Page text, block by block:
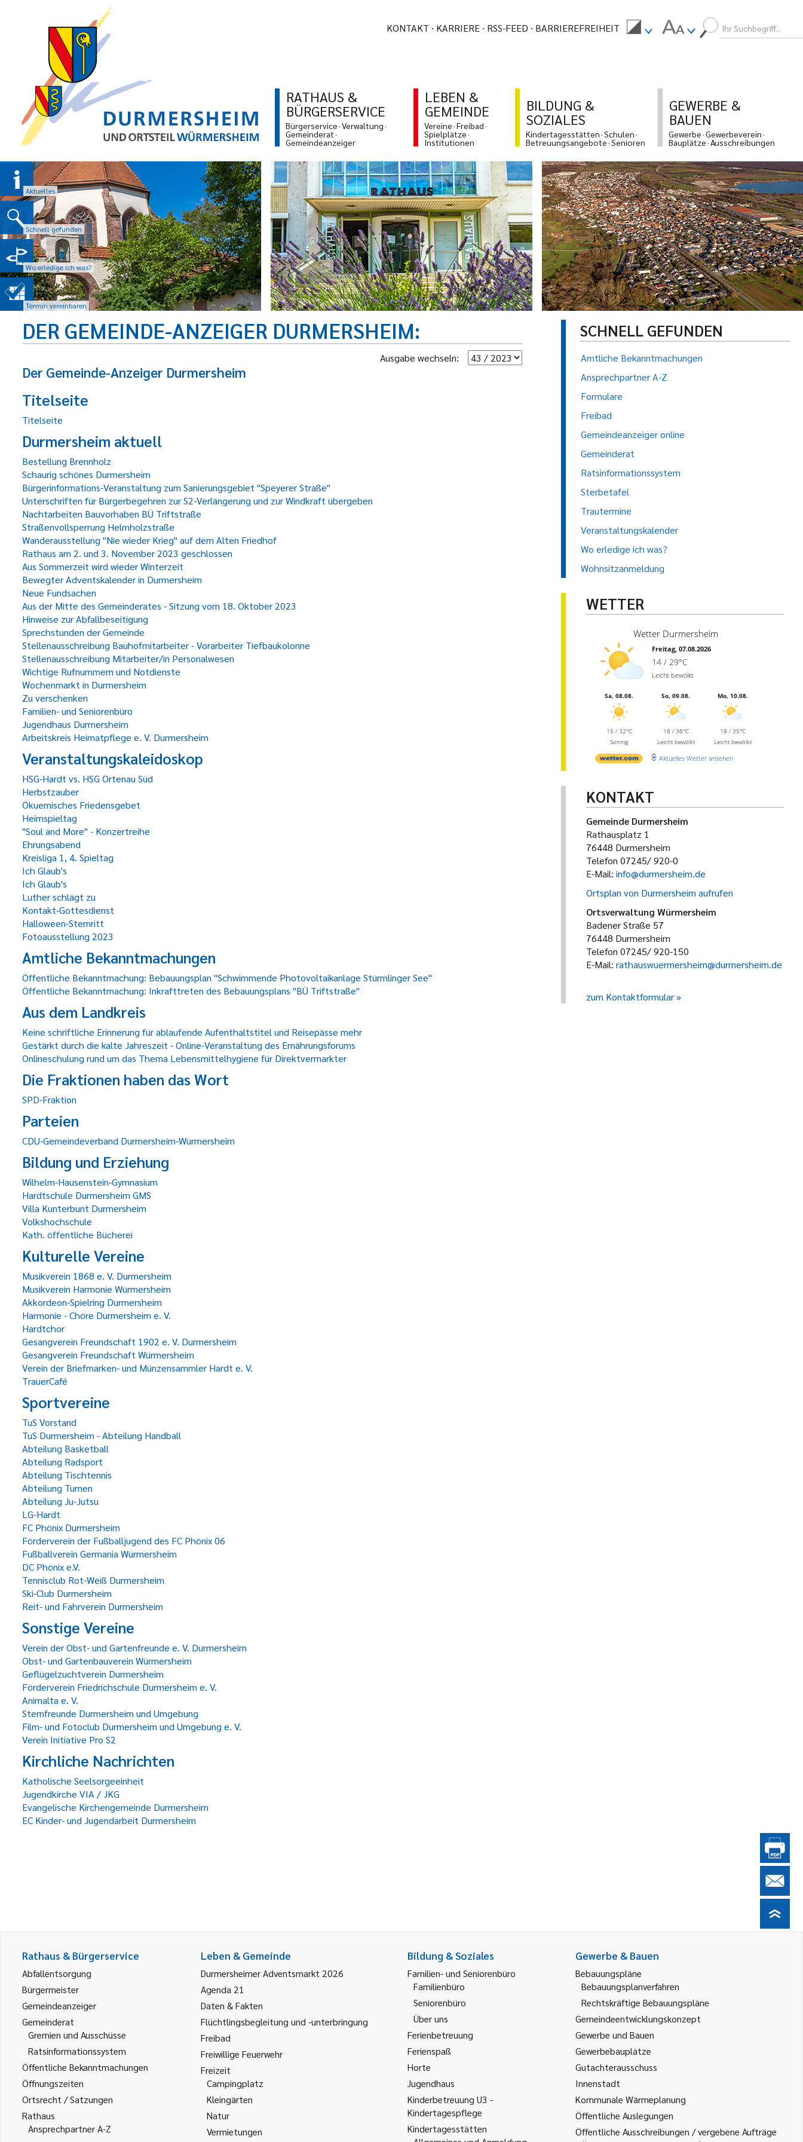
KONTAKT KARRIERE RSS-FEED BARRIEREFREIHEIT
RATHAUS &
BÜRGERSERVICE
Bürgerservice Verwaltung
Gemeinderat
Gemeindeanzeiger
LEBEN &
GEMEINDE
Vereine Freibad
Spielplätze
Institutionen
BILDUNG &
SOZIALES
Kindertagesstätten Schulen
Betreuungsangebote Senioren
GEWERBE &
BAUEN
Gewerbe Gewerbeverein
Bauplätze Ausschreibungen
Aktuelles
Schnell gefunden
Wo erledige ich was?
Termin vereinbaren
DER GEMEINDE-ANZEIGER DURMERSHEIM
Ausgabe wechseln:
Der Gemeinde-Anzeiger Durmersheim
Titelseite
Titelseite
Durmersheim aktuell
Bestellung Brennholz
Schaurig schönes Durmersheim
Bürgerinformations-Veranstaltung zum Sanierungsgebiet "Speyerer Straße"
Unterschriften für Bürgerbegehren zur S2-Verlängerung und zur Windkraft übergeben
Nachtarbeiten Bauvorhaben BÜ Triftstraße
Straßenvollsperrung Helmholzstraße
Wanderausstellung "Nie wieder Krieg" auf dem Alten Friedhof
Rathaus am 2. und 3. November 2023 geschlossen
Aus Sommerzeit wird wieder Winterzeit
Bewegter Adventskalender in Durmersheim
Neue Fundsachen
Aus der Mitte des Gemeinderates - Sitzung vom 18. Oktober 2023
Hinweise zur Abfallbeseitigung
Sprechstunden der Gemeinde
Stellenausschreibung Bauhofmitarbeiter - Vorarbeiter Tiefbaukolonne
Stellenausschreibung Mitarbeiter/in Personalwesen
Wichtige Rufnummern und Notdienste
Wochenmarkt in Durmersheim
Zu verschenken
Familien- und Seniorenbüro
Jugendhaus Durmersheim
Arbeitskreis Heimatpflege e. V. Durmersheim
Veranstaltungskaleidoskop
HSG-Hardt vs. HSG Ortenau Süd
Herbstzauber
Ökuemisches Friedensgebet
Heimspieltag
"Soul and More" - Konzertreihe
Ehrungsabend
Kreisliga 1, 4. Spieltag
Ich Glaub's
Ich Glaub's
Luther schlägt zu
Kontakt-Gottesdienst
Halloween-Sternritt
Fotoausstellung 2023
Amtliche Bekanntmachungen
Öffentliche Bekanntmachung: Bebauungsplan "Schwimmende Photovoltaikanlage Stürmlinger See"
Öffentliche Bekanntmachung: Inkrafttreten des Bebauungsplans "BÜ Triftstraße"
Aus dem Landkreis
Keine schriftliche Erinnerung für ablaufende Aufenthaltstitel und Reisepässe mehr
Gestärkt durch die kalte Jahreszeit - Online-Veranstaltung des Ernährungsforums
Onlineschulung rund um das Thema Lebensmittelhygiene für Direktvermarkter
Die Fraktionen haben das Wort
SPD-Fraktion
Parteien
CDU-Gemeindeverband Durmersheim-Würmersheim
Bildung und Erziehung
Wilhelm-Hausenstein-Gymnasium
Hardtschule Durmersheim GMS
Villa Kunterbunt Durmersheim
Volkshochschule
Kath. öffentliche Bücherei
Kulturelle Vereine
Musikverein 1868 e. V. Durmersheim
Musikverein Harmonie Würmersheim
Akkordeon-Spielring Durmersheim
Harmonie - Chöre Durmersheim e. V.
Hardtchor
Gesangverein Freundschaft 1902 e. V. Durmersheim
Gesangverein Freundschaft Würmersheim
Verein der Briefmarken- und Münzensammler Hardt e. V.
TrauerCafé
Sportvereine
TuS Vorstand
TuS Durmersheim - Abteilung Handball
Abteilung Basketball
Abteilung Radsport
Abteilung Tischtennis
Abteilung Turnen
Abteilung Ju-Jutsu
LG-Hardt
FC Phönix Durmersheim
Förderverein der Fußballjugend des FC Phönix 06
Fußballverein Germania Würmersheim
DC Phönix e.V.
Tennisclub Rot-Weiß Durmersheim
Ski-Club Durmersheim
Reit- und Fahrverein Durmersheim
Sonstige Vereine
Verein der Obst- und Gartenfreunde e. V. Durmersheim
Obst- und Gartenbauverein Würmersheim
Geflügelzuchtverein Durmersheim
Förderverein Friedrichschule Durmersheim e. V.
Animalta e. V.
Sternfreunde Durmersheim und Umgebung
Film- und Fotoclub Durmersheim und Umgebung e. V.
Verein Initiative Pro S2
Kirchliche Nachrichten
Katholische Seelsorgeeinheit
Jugendkirche VIA / JKG
Evangelische Kirchengemeinde Durmersheim
EC Kinder- und Jugendarbeit Durmersheim
SCHNELL GEFUNDEN
Amtliche Bekanntmachungen
Ansprechpartner A-Z
Formulare
Freibad
Gemeindeanzeiger online
Gemeinderat
Ratsinformationssystem
Sterbetafel
Trautermine
Veranstaltungskalender
Wo erledige ich was?
Wohnsitzanmeldung
WETTER
Wetter Durmersheim
Freitag, 07.08.2026
14 / 29°C
Leicht bewölkt
Sa, 08.08.
15 / 32°C
Sonnig
So, 09.08.
18 / 36°C
Leicht bewölkt
Mo, 10.08.
19 / 35°C
Leicht bewölkt
Aktuelles Wetter ansehen
KONTAKT
Gemeinde Durmersheim
Rathausplatz 1
76448 Durmersheim
Telefon 07245/ 920-0
E-Mail: info@durmersheim.de
Ortsplan von Durmersheim aufrufen
Ortsverwaltung Würmersheim
Badener Straße 57
76448 Durmersheim
Telefon 07245/ 920-150
E-Mail: rathauswuermersheim@durmersheim.de
zum Kontaktformular
Rathaus & Bürgerservice
Abfallentsorgung
Bürgermeister
Gemeindeanzeiger
Gemeinderat
Gremien und Ausschüsse
Ratsinformationssystem
Öffentliche Bekanntmachungen
Öffnungszeiten
Ortsrecht / Satzungen
Rathaus
Ansprechpartner A-Z
Leben & Gemeinde
Durmersheimer Adventsmarkt 2026
Agenda 21
Daten & Fakten
Flüchtlingsbegleitung und -unterbringung
Freibad
Freiwillige Feuerwehr
Freizeit
Campingplatz
Kleingärten
Natur
Vermietungen
Bildung & Soziales
Familien- und Seniorenbüro
Familienbüro
Seniorenbüro
Über uns
Ferienbetreuung
Ferienspaß
Horte
Jugendhaus
Kinderbetreuung U3 -
Kindertagespflege
Kindertagesstätten
Gewerbe & Bauen
Bebauungspläne
Bebauungsplanverfahren
Rechtskräftige Bebauungspläne
Gemeindeentwicklungskonzept
Gewerbe und Bauen
Gewerbebauplätze
Gutachterausschuss
Innenstadt
Kommunale Wärmeplanung
Öffentliche Auslegungen
Öffentliche Ausschreibungen / vergebene Aufträge